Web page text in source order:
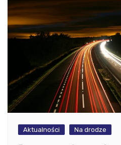
Aktualności Na drodze